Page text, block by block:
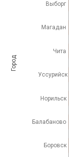
Выборг
Магадан
Чита
Уссурийск
Норильск
Балабаново
Боровск
Город